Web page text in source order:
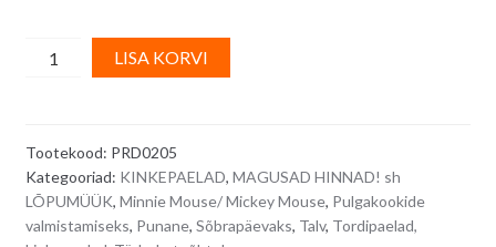
Punane
laius
12
mm
LISA KORVI
Tootekood: PRD0205
Kategooriad: KINKEPAELAD, MAGUSAD HINNAD! sh
LÕPUMÜÜK, Minnie Mouse/ Mickey Mouse, Pulgakookide
valmistamiseks, Punane, Sõbrapäevaks, Talv, Tordipaelad,